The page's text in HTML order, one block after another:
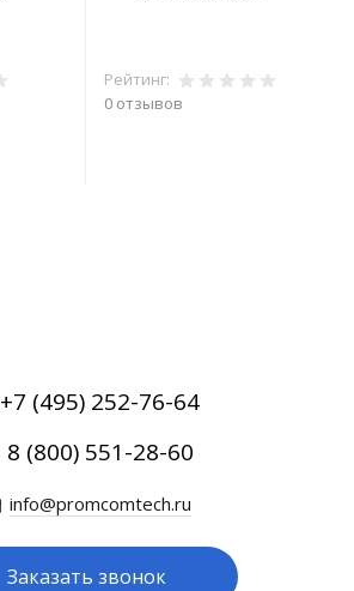
Рейтинг:
0 отзывов
+7 (495) 252-76-64
8 (800) 551-28-60
info@promcomtech.ru
Заказать звонок